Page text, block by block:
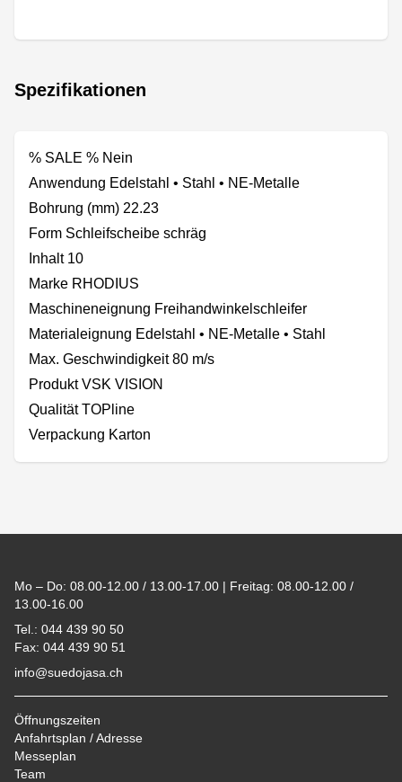
Spezifikationen
% SALE % Nein
Anwendung Edelstahl • Stahl • NE-Metalle
Bohrung (mm) 22.23
Form Schleifscheibe schräg
Inhalt 10
Marke RHODIUS
Maschineneignung Freihandwinkelschleifer
Materialeignung Edelstahl • NE-Metalle • Stahl
Max. Geschwindigkeit 80 m/s
Produkt VSK VISION
Qualität TOPline
Verpackung Karton
Mo – Do: 08.00-12.00 / 13.00-17.00 | Freitag: 08.00-12.00 /
13.00-16.00
Tel.: 044 439 90 50
Fax: 044 439 90 51
info@suedojasa.ch
Öffnungszeiten
Anfahrtsplan / Adresse
Messeplan
Team